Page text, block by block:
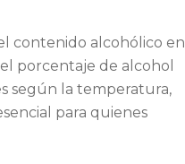
contenido alcohólico en
porcentaje de alcohol
según la temperatura,
para quienes